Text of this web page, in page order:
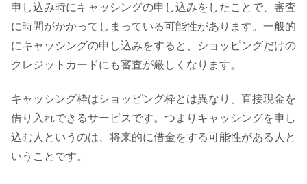
申し込み時にキャッシングの申し込みをしたことで、審査
に時間がかかってしまっている可能性があります。一般的
にキャッシングの申し込みをすると、ショッピングだけの
クレジットカードにも審査が厳しくなります。
キャッシング枠はショッピング枠とは異なり、直接現金を
借り入れできるサービスです。つまりキャッシングを申し
込む人というのは、将来的に借金をする可能性がある人と
いうことです。